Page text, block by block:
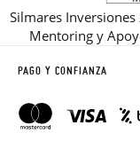
Silmares
Mentoring y
PAGO Y CONFIANZA